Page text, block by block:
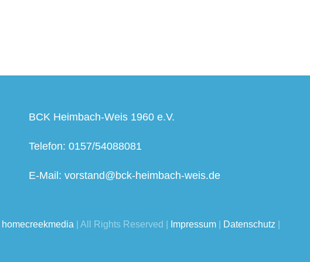
BCK Heimbach-Weis 1960 e.V.
Telefon: 0157/54088081
E-Mail: vorstand@bck-heimbach-weis.de
homecreekmedia | All Rights Reserved | Impressum| Datenschutz